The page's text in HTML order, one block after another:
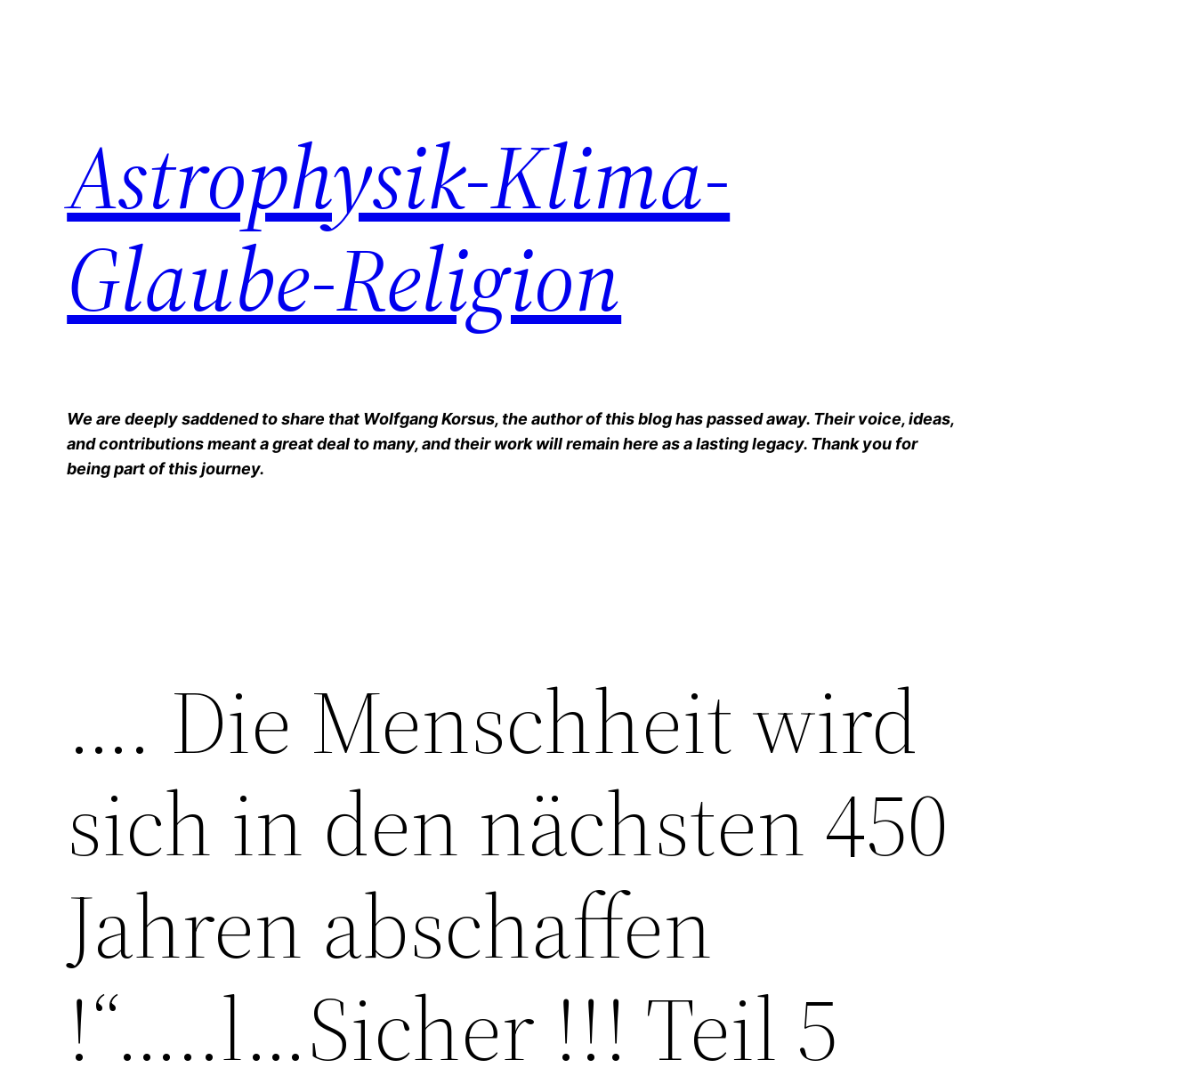
Astrophysik-Klima-
Glaube-Religion
We are deeply saddened to share that Wolfgang Korsus, the author of this blog has passed away. Their voice, ideas,
and contributions meant a great deal to many, and their work will remain here as a lasting legacy. Thank you for
being part of this journey.
…. Die Menschheit wird
sich in den nächsten 450
Jahren abschaffen
!“…..l…Sicher !!! Teil 5